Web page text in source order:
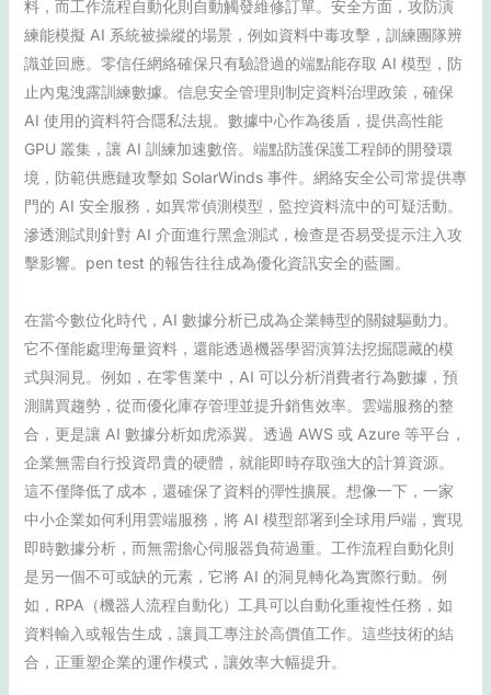
料，而工作流程自動化則自動觸發維修訂單。安全方面，攻防演
練能模擬 AI 系統被操縱的場景，例如資料中毒攻擊，訓練團隊辨
識並回應。零信任網絡確保只有驗證過的端點能存取 AI 模型，防
止內鬼洩露訓練數據。信息安全管理則制定資料治理政策，確保
AI 使用的資料符合隱私法規。數據中心作為後盾，提供高性能
GPU 叢集，讓 AI 訓練加速數倍。端點防護保護工程師的開發環
境，防範供應鏈攻擊如 SolarWinds 事件。網絡安全公司常提供專
門的 AI 安全服務，如異常偵測模型，監控資料流中的可疑活動。
滲透測試則針對 AI 介面進行黑盒測試，檢查是否易受提示注入攻
擊影響。pen test 的報告往往成為優化資訊安全的藍圖。
在當今數位化時代，AI 數據分析已成為企業轉型的關鍵驅動力。
它不僅能處理海量資料，還能透過機器學習演算法挖掘隱藏的模
式與洞見。例如，在零售業中，AI 可以分析消費者行為數據，預
測購買趨勢，從而優化庫存管理並提升銷售效率。雲端服務的整
合，更是讓 AI 數據分析如虎添翼。透過 AWS 或 Azure 等平台，
企業無需自行投資昂貴的硬體，就能即時存取強大的計算資源。
這不僅降低了成本，還確保了資料的彈性擴展。想像一下，一家
中小企業如何利用雲端服務，將 AI 模型部署到全球用戶端，實現
即時數據分析，而無需擔心伺服器負荷過重。工作流程自動化則
是另一個不可或缺的元素，它將 AI 的洞見轉化為實際行動。例
如，RPA（機器人流程自動化）工具可以自動化重複性任務，如
資料輸入或報告生成，讓員工專注於高價值工作。這些技術的結
合，正重塑企業的運作模式，讓效率大幅提升。